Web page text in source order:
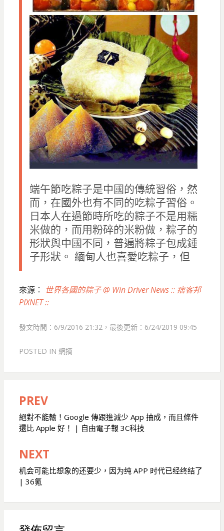
端午節吃粽子是中國的傳統習俗，然
而，在國外也有不同的吃粽子習俗。
日本人在過節時所吃的粽子不是用糯
米做的，而用粉碎的米粉做，粽子的
形狀與中國不同，普遍將粽子包成錘
子形狀。 緬甸人也喜愛吃粽子，但
來源：
世界各國的粽子 @ Win Driver News :: 痞客邦
PIXNET ::
發文時間：6/9/2016 21:32，最後更新：6/24/2019 09:45
POSTED IN 網摘
文
章
導
覽
PREV
絕對不能輸！Google 傳跟進減少 App 抽成，而且條件
還比 Apple 好！ | 自由電子報 3C科技
NEXT
机会可能比想象的还要少，因为纯 APP 时代已经终结了
| 36氪